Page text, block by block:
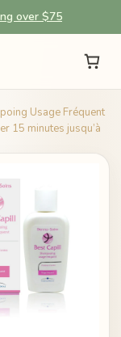
over $75
Usage Fréquent
15 minutes jusqu’à